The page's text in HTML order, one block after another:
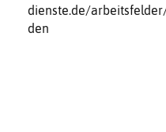
dienste.de/
den